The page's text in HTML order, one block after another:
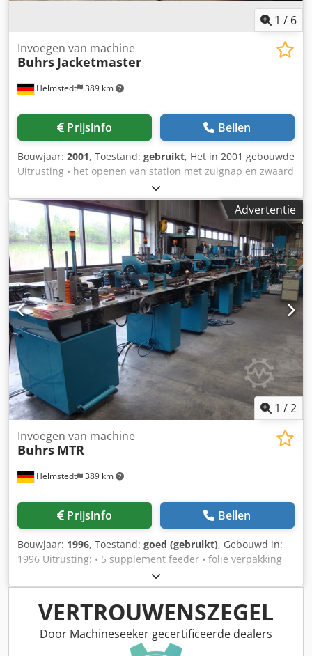
1 / 6
Helmstedt 389 km
Invoegen van machine
Buhrs Jacketmaster
Prijsinfo Bellen
Bouwjaar: 2001, Toestand: gebruikt, Het in 2001 gebouwde
Uitrusting • het openen van station met zuignap en zwaard
• hoofdproduct feeder Dkodpsc Ndt Eefx Amtor •Leg 10
feeders • stream levering • 2 Druk vacuümpomp
Advertentie
1 /2
Helmstedt 389 km
Invoegen van machine
Buhrs MTR
Prijsinfo Bellen
Bouwjaar: 1996, Toestand: goed (gebruikt), Gebouwd in:
1996 Uitrusting: • 5 supplement feeder • folie verpakking
station • levering riem Djdpsdympkefx Amtekr
VERTROUWENSZEGEL
Door Machineseeker gecertificeerde dealers